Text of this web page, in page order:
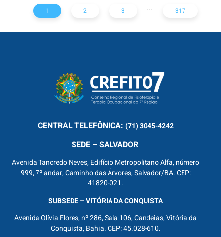
1 2 3 ... 317
CENTRALTELEFÔNICA: (71) 3045-4242
SEDE – SALVADOR
Avenida Tancredo Neves, Edifício Metropolitano Alfa, número
999, 7º andar, Caminho das Árvores, Salvador/BA. CEP:
41820-021.
SUBSEDE – VITÓRIA DA CONQUISTA
Avenida Olívia Flores, nº 286, Sala 106, Candeias, Vitória da
Conquista, Bahia. CEP: 45.028-610.